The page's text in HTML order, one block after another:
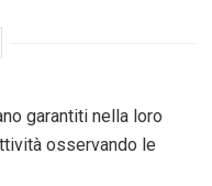
garantiti nella loro
osservando le